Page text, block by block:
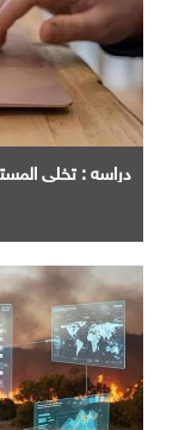
دراسه : تخلي